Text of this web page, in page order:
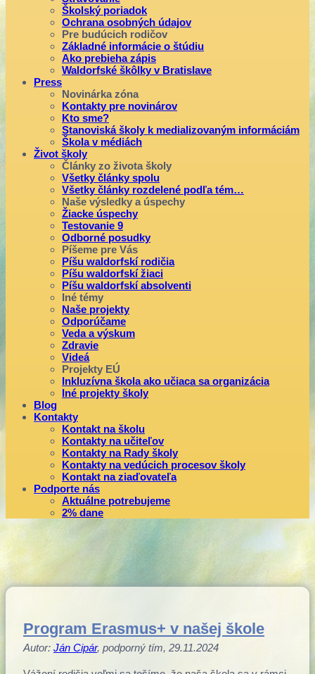
Školský poriadok
Ochrana osobných údajov
Pre budúcich rodičov
Základné informácie o štúdiu
Ako prebieha zápis
Waldorfské škôlky v Bratislave
Press
Novinárka zóna
Kontakty pre novinárov
Kto sme?
Stanoviská školy k medializovaným informáciám
Škola v médiách
Život školy
Články zo života školy
Všetky články spolu
Všetky články rozdelené podľa tém…
Naše výsledky a úspechy
Žiacke úspechy
Testovanie 9
Odborné posudky
Píšeme pre Vás
Píšu waldorfskí rodičia
Píšu waldorfskí žiaci
Píšu waldorfskí absolventi
Iné témy
Naše projekty
Odporúčame
Veda a výskum
Zdravie
Videá
Projekty EÚ
Inkluzívna škola ako učiaca sa organizácia
Iné projekty školy
Blog
Kontakty
Kontakt na školu
Kontakty na učiteľov
Kontakty na Rady školy
Kontakty na vedúcich procesov školy
Kontakt na ziaďovateľa
Podporte nás
Aktuálne potrebujeme
2% dane
Program Erasmus+ v našej škole
Autor: Ján Cipár, podporný tím, 29.11.2024